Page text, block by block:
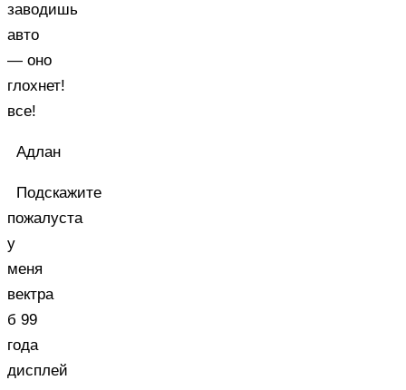
заводишь
авто
— оно
глохнет!
все!
Адлан
Подскажите
пожалуста
у
меня
вектра
б 99
года
дисплей